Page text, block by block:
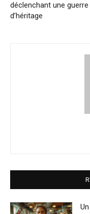
déclenchant une guerre
d’héritage